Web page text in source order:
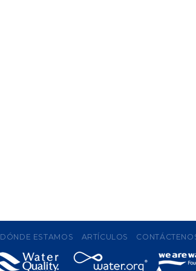
DÓNDE ESTAMOS ARTÍCULOS